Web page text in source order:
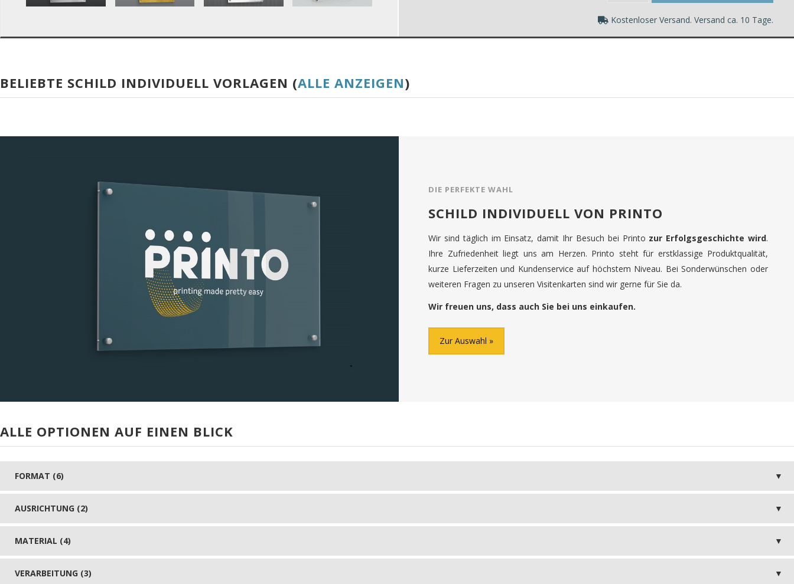
Kostenloser Versand. Versand ca. 10 Tage.
BELIEBTE SCHILD INDIVIDUELL VORLAGEN (ALLE ANZEIGEN)
DIE PERFEKTE WAHL
SCHILD INDIVIDUELL VON PRINTO
Wir sind täglich im Einsatz, damit Ihr Besuch bei Printo zur Erfolgsgeschichte wird.
Ihre Zufriedenheit liegt uns am Herzen. Printo steht für erstklassige Produktqualität,
kurze Lieferzeiten und Kundenservice auf höchstem Niveau. Bei Sonderwünschen oder
weiteren Fragen zu unseren Visitenkarten sind wir gerne für Sie da.
Wir freuen uns, dass auch Sie bei uns einkaufen.
Zur Auswahl
ALLE OPTIONEN AUF EINEN BLICK
FORMAT (6)
AUSRICHTUNG (2)
MATERIAL (4)
VERARBEITUNG (3)